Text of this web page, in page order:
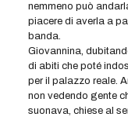
nemmeno può
piacere di averla a
banda.
Giovannina,
di abiti che poté
per il palazzo reale.
non vedendo gente
suonava, chiese al